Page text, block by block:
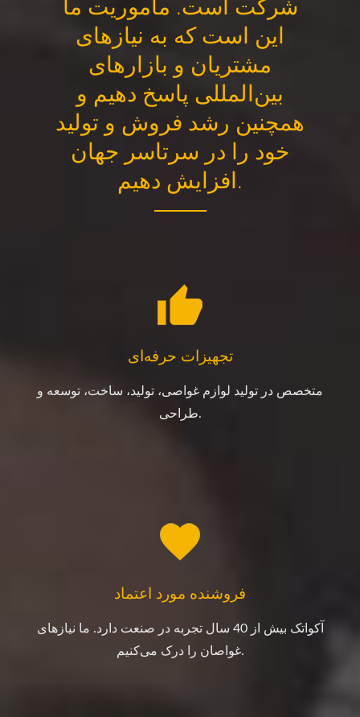
این است که به نیازهای
مشتریان و بازارهای
بین‌المللی پاسخ دهیم و
همچنین رشد فروش و تولید
خود را در سرتاسر جهان
افزایش دهیم.
تجهیزات حرفه‌ای
متخصص در تولید لوازم غواصی، تولید، ساخت، توسعه و
طراحی.
فروشنده مورد اعتماد
آکواتک بیش از 40 سال تجربه در صنعت دارد. ما نیازهای
غواصان را درک می‌کنیم.